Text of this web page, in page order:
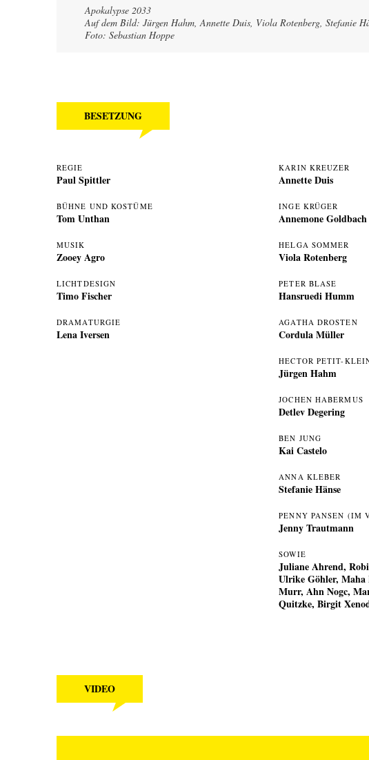
Apokalypse 2033
Auf dem Bild: Jürgen Hahm, Annette Duis, Viola Rotenberg, Stefanie
Foto: Sebastian Hoppe
BESETZUNG
REGIE
Paul Spittler
BÜHNE UND KOSTÜME
Tom Unthan
MUSIK
Zooey Agro
LICHTDESIGN
Timo Fischer
DRAMATURGIE
Lena Iversen
KARIN KREUZER
Annette Duis
INGE KRÜGER
Annemone Goldbach
HELGA SOMMER
Viola Rotenberg
PETER BLASE
Hansruedi Humm
AGATHA DROSTEN
Cordula Müller
HECTOR PETIT-
Jürgen Hahm
JOCHEN HABERMUS
Detlev Degering
BEN JUNG
Kai Castelo
ANNA KLEBER
Stefanie Hänse
PENNY PANSEN (IM
Jenny Trautmann
SOWIE
Juliane Ahrend,
Ulrike Göhler, Maha
Murr, Ahn Nogc,
Quitzke, Birgit
VIDEO